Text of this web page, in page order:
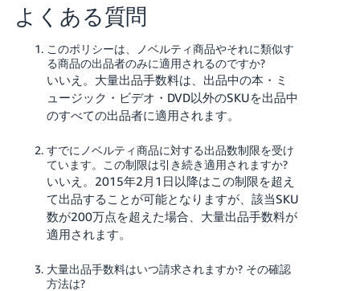
よくある質問
このポリシーは、ノベルティ商品やそれに類似す
る商品の出品者のみに適用されるのですか?
いいえ。大量出品手数料は、出品中の本・ミ
ュージック・ビデオ・DVD以外のSKUを出品中
のすべての出品者に適用されます。
すでにノベルティ商品に対する出品数制限を受け
ています。この制限は引き続き適用されますか?
いいえ。2015年2月1日以降はこの制限を超え
て出品することが可能となりますが、該当SKU
数が200万点を超えた場合、大量出品手数料が
適用されます。
大量出品手数料はいつ請求されますか? その確認
方法は?